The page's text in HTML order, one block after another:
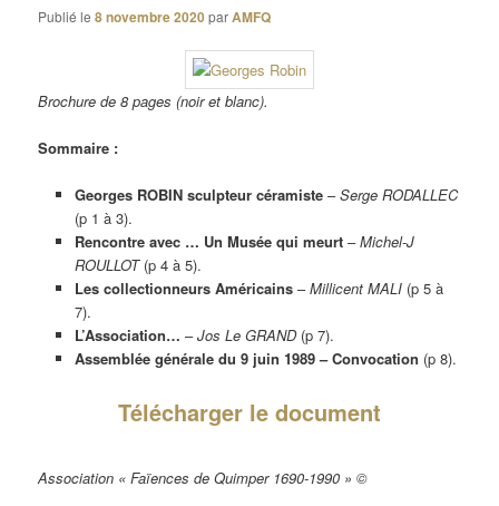
Publié le8 novembre 2020parAMFQ
Brochure de 8 pages (noir et blanc).
Sommaire :
Georges ROBIN sculpteur céramiste–Serge RODALLEC
(p 1 à 3).
Rencontre avec … Un Musée qui meurt–Michel-J
ROULLOT(p 4 à 5).
Les collectionneurs Américains–Millicent MALI(p 5 à
7).
L’Association… –Jos Le GRAND (p 7).
Assemblée générale du 9 juin 1989 – Convocation (p 8).
Télécharger le document
Association « Faïences de Quimper 1690-1990 » ©